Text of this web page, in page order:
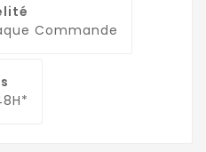
Commande